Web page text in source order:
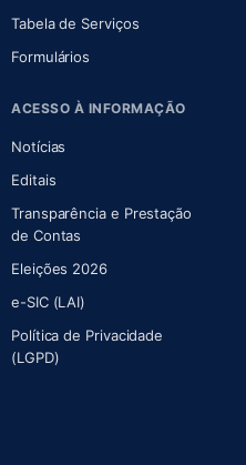
Tabela de Serviços
Formulários
ACESSO À INFORMAÇÃO
Notícias
Editais
Transparência e Prestação
de Contas
Eleições 2026
e-SIC (LAI)
Política de Privacidade
(LGPD)